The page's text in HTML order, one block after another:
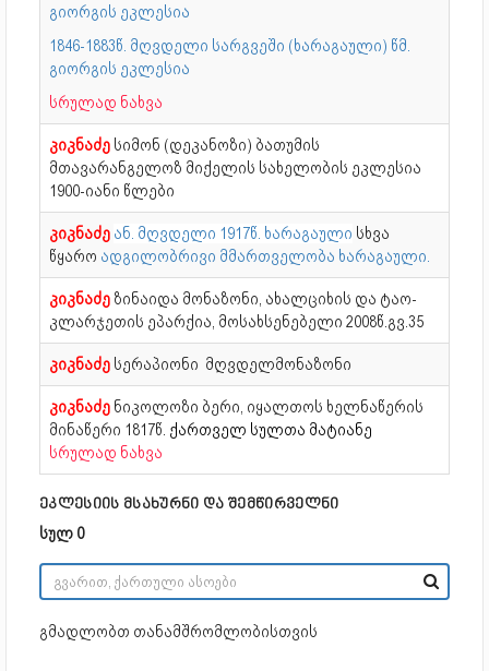
გიორგის ეკლესია
1846-1883წ. მღვდელი სარგვეში (ხარაგაული) წმ.
გიორგის ეკლესია
სრულად ნახვა
კიკნაძე სიმონ (დეკანოზი) ბათუმის
მთავარანგელოზ მიქელის სახელობის ეკლესია
1900-იანი წლები
კიკნაძე ან. მღვდელი 1917წ. ხარაგაული სხვა
წყარო ადგილობრივი მმართველობა ხარაგაული.
კიკნაძე ზინაიდა მონაზონი, ახალციხის და ტაო-
კლარჯეთის ეპარქია, მოსახსენებელი 2008წ.გვ.35
კიკნაძე სერაპიონი მღვდელმონაზონი
კიკნაძე ნიკოლოზი ბერი, იყალთოს ხელნაწერის
მინაწერი 1817წ. ქართველ სულთა მატიანე
სრულად ნახვა
ეკლესიის მსახურნი და შემწირველნი
სულ 0
გმადლობთ თანამშრომლობისთვის